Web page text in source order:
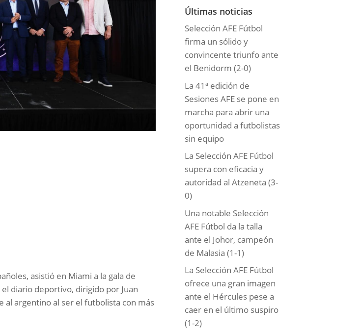
asistió en Miami a la gala de
el diario deportivo, dirigido por Juan
al argentino al ser el futbolista con más
r
a
s
Últimas noticias
Selección AFE Fútbol
firma un sólido y
convincente triunfo ante
el Benidorm (2-0)
La 41ª edición de
Sesiones AFE se pone en
marcha para abrir una
oportunidad a futbolistas
sin equipo
La Selección AFE Fútbol
supera con eficacia y
autoridad al Atzeneta (3-
0)
Una notable Selección
AFE Fútbol da la talla
ante el Johor, campeón
de Malasia (1-1)
La Selección AFE Fútbol
ofrece una gran imagen
ante el Hércules pese a
caer en el último suspiro
(1-2)